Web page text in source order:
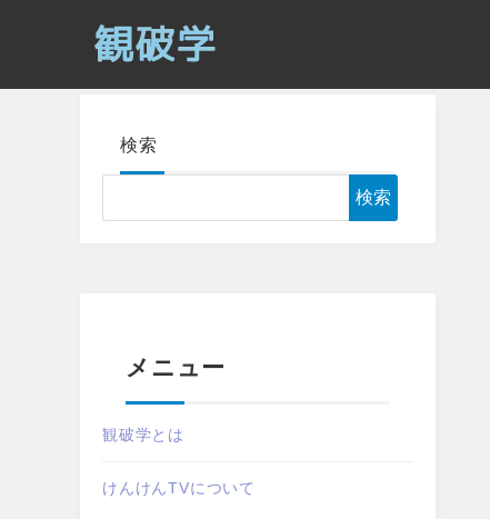
検索
検索
メニュー
観破学とは
けんけんTVについて